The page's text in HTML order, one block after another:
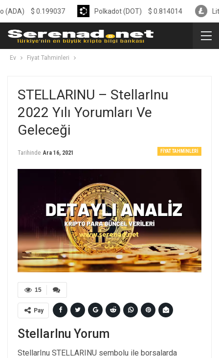
Ev Fiyat Tahminleri
STELLARINU – StellarInu
2022 Yılı Yorumları Ve
Geleceği
FIYAT TAHMINLERI
Tarihinde Ara 16, 2021
15
Pay
StellarInu Yorum
StellarInu STELLARINU sembolu ile borsalarda
$0.199037 Polkadot (DOT) $0.814014 Litecoin